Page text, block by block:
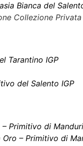
Bianca del
Collezione
Tarantino IGP
del Salento IGP
– Primitivo di
Oro – Primitivo di